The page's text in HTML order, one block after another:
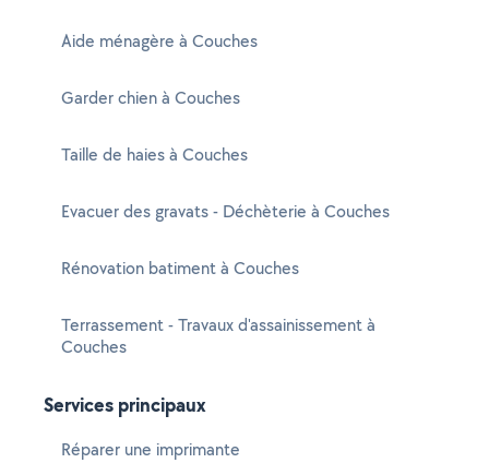
Aide ménagère à Couches
Garder chien à Couches
Taille de haies à Couches
Evacuer des gravats - Déchèterie à Couches
Rénovation batiment à Couches
Terrassement - Travaux d'assainissement à
Couches
Services principaux
Réparer une imprimante